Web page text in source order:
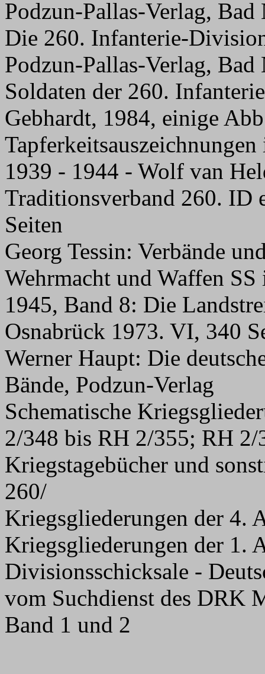
Podzun-Pallas-Verlag,
Die 260. Infanterie-
Podzun-Pallas-Verlag,
Soldaten der 260.
Gebhardt, 1984, einige
1939 - 1944 - Wolf van
Traditionsverband 260. ID
Seiten
Georg Tessin: Verbände
Wehrmacht und Waffen
1945, Band 8: Die
Osnabrück 1973. VI, 340
Werner Haupt: Die
Bände, Podzun-Verlag
Schematische
2/348 bis RH 2/355; RH
Kriegstagebücher und
260/
Kriegsgliederungen der 4.
Kriegsgliederungen der 1.
Divisionsschicksale -
vom Suchdienst des DRK
Band 1 und 2